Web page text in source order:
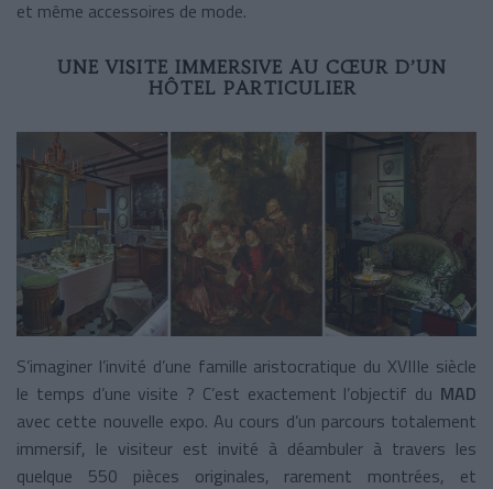
et même accessoires de mode.
UNE VISITE IMMERSIVE AU CŒUR D’UN
HÔTEL PARTICULIER
S’imaginer l’invité d’une famille aristocratique du XVIIIe siècle
le temps d’une visite ? C’est exactement l’objectif du MAD
avec cette nouvelle expo. Au cours d’un parcours totalement
immersif, le visiteur est invité à déambuler à travers les
quelque 550 pièces originales, rarement montrées, et